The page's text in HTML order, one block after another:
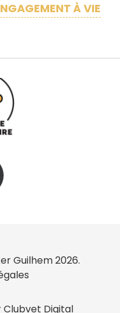
À VIE
Guilhem 2026.
Digital